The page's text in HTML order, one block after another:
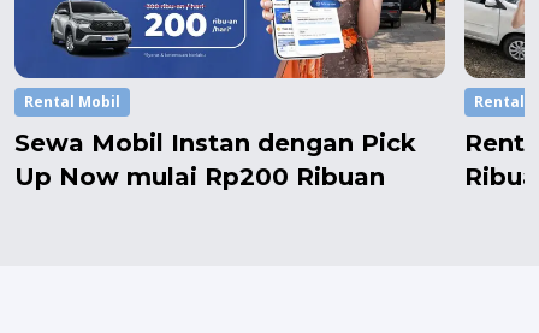
Rental Mobil
Sewa Mobil Instan dengan Pick
Up Now mulai Rp200 Ribuan
Rental